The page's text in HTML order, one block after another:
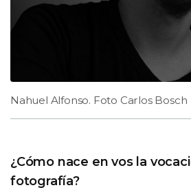
Nahuel Alfonso. Foto Carlos Bosch
¿Cómo nace en vos la
fotografía?